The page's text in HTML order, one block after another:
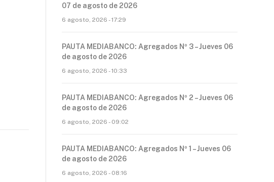
07 de agosto de 2026
6 agosto, 2026 - 17:29
PAUTA MEDIABANCO: Agregados Nº 3 – Jueves 06
de agosto de 2026
6 agosto, 2026 - 10:33
PAUTA MEDIABANCO: Agregados Nº 2 – Jueves 06
de agosto de 2026
6 agosto, 2026 - 09:02
PAUTA MEDIABANCO: Agregados Nº 1 – Jueves 06
de agosto de 2026
6 agosto, 2026 - 08:16